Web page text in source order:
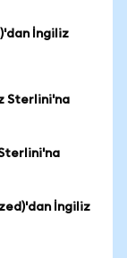
İngiliz
Sterlini'na
İngiliz